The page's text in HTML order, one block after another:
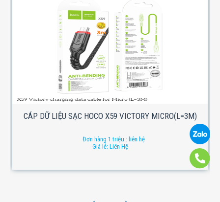
CÁP DỮ LIỆU SẠC HOCO X59 VICTORY MICRO(L=3M)
Đơn hàng 1 triệu : liên hệ
Giá lẻ: Liên Hệ